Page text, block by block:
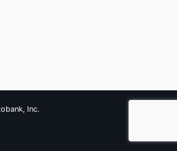
Inc.